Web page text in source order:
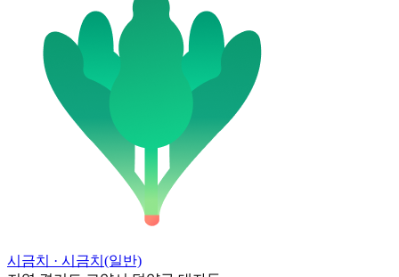
시금치
· 시금치(일반)